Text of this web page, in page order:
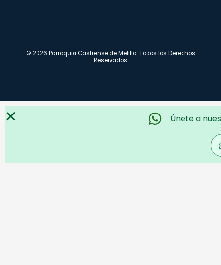
© 2026 Parroquia Castrense de Melilla. Todos los Derechos
Reservados
Únete a